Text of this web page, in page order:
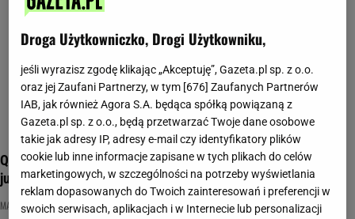
Quiz dla intelektualistów. Do malarza dopasuj obraz. 7/12 to
już sukces
MALARSTWO MALARZ OBRAZ
Droga Użytkowniczko, Drogi Użytkowniku,
jeśli wyrazisz zgodę klikając „Akceptuję”, Gazeta.pl sp. z o.o.
oraz jej Zaufani Partnerzy, w tym [676] Zaufanych Partnerów
IAB, jak również Agora S.A. będąca spółką powiązaną z
Gazeta.pl sp. z o.o., będą przetwarzać Twoje dane osobowe
takie jak adresy IP, adresy e-mail czy identyfikatory plików
cookie lub inne informacje zapisane w tych plikach do celów
marketingowych, w szczególności na potrzeby wyświetlania
reklam dopasowanych do Twoich zainteresowań i preferencji w
swoich serwisach, aplikacjach i w Internecie lub personalizacji